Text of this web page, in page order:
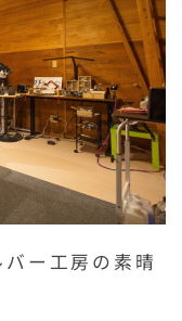
ー工房の素晴